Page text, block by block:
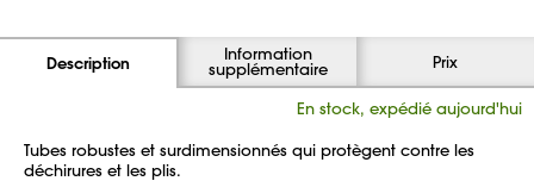
Description Information
supplémentaire Prix
En stock, expédié aujourd'hui
Tubes robustes et surdimensionnés qui protègent contre les
déchirures et les plis.